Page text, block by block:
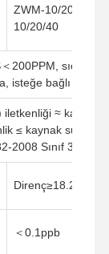
ZWM-10/20/40
10/20/40
200PPM,
isteğe bağlı harici
iletkenliği ≈ kaynak
≤ kaynak suyu
2008 Sınıf 3 su
＜0.1ppb